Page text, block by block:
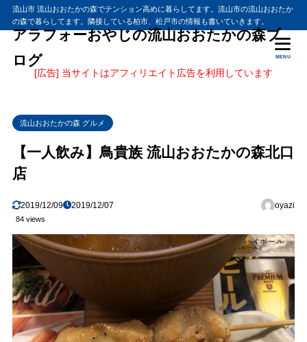
流山市 流山おおたかの森でテンション高めに暮らしてます。流山市の流山おおたか
の森で暮らしてます。隣接している柏市、松戸市の情報も書いていきます。
アラフォーおやじの流山おおたかの森ブ
ログ
MENU
[広告] 当サイトはアフィリエイト広告を利用しています
流山おおたかの森 グルメ
【一人飲み】鳥貴族 流山おおたかの森北口
店
2019/12/09 2019/12/07 oyazi
84 views